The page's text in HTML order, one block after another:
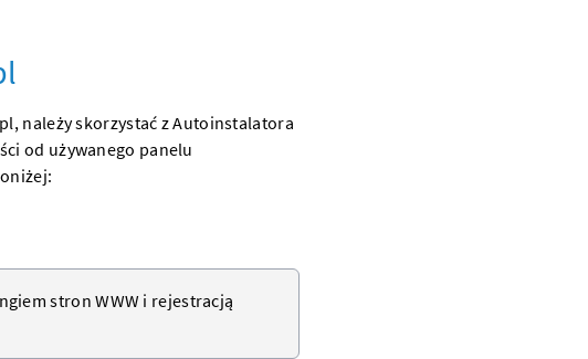
, należy skorzystać z Autoinstalatora
od używanego panelu
stron WWW i rejestracją